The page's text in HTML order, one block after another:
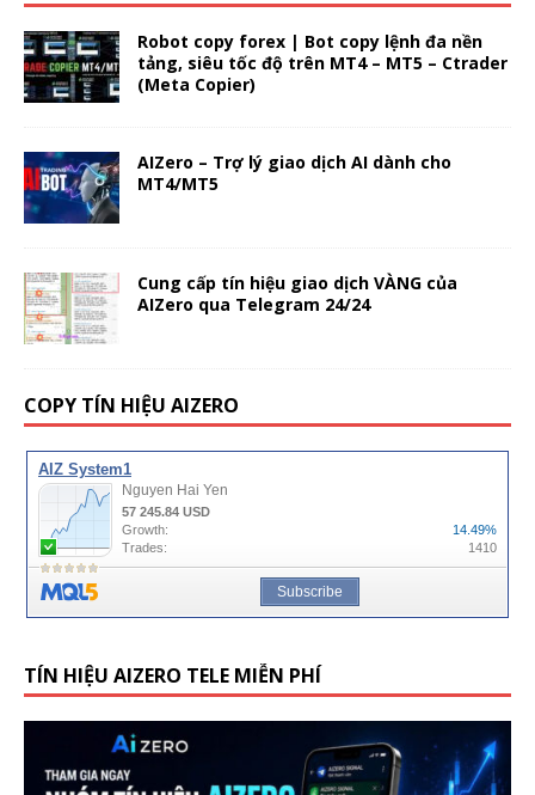
Robot copy forex | Bot copy lệnh đa nền
tảng, siêu tốc độ trên MT4 – MT5 – Ctrader
(Meta Copier)
AIZero – Trợ lý giao dịch AI dành cho
MT4/MT5
Cung cấp tín hiệu giao dịch VÀNG của
AIZero qua Telegram 24/24
COPY TÍN HIỆU AIZERO
TÍN HIỆU AIZERO TELE MIỄN PHÍ